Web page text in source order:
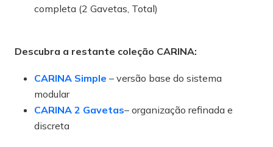
completa (2 Gavetas, Total)
Descubra a restante coleção CARINA:
CARINA Simple – versão base do sistema
modular
CARINA 2 Gavetas– organização refinada e
discreta